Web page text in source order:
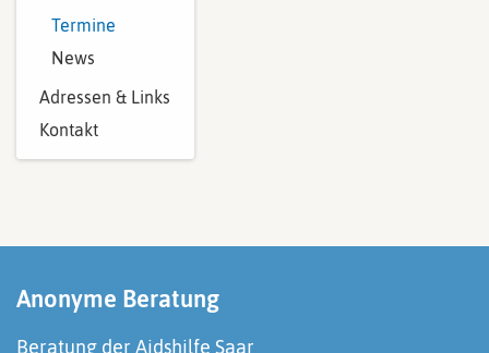
Termine
News
Adressen & Links
Kontakt
Anonyme Beratung
Beratung der Aidshilfe Saar